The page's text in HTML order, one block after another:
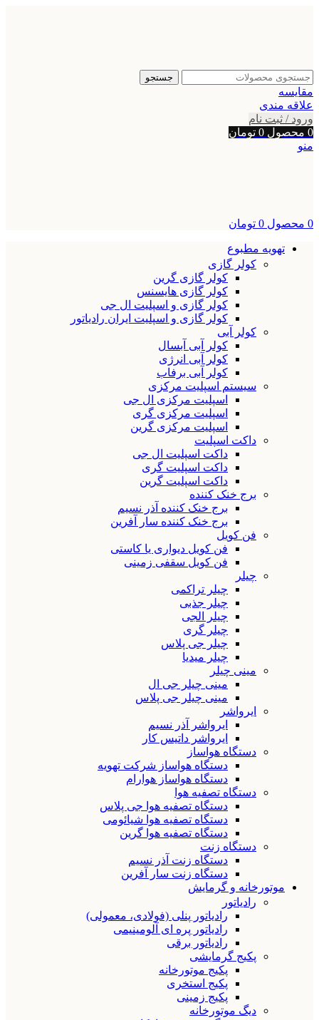
جستجو
مقایسه
علاقه مندی
ورود / ثبت نام
0 محصول 0 تومان
منو
0 محصول 0 تومان
تهویه مطبوع
کولر گازی
کولر گازی گرین
کولر گازی هایسنس
کولر گازی و اسپلیت ال جی
کولر گازی و اسپلیت ایران رادیاتور
کولر آبی
کولر آبی آبسال
کولر آبی انرژی
کولر آبی برفاب
سیستم اسپلیت مرکزی
اسپلیت مرکزی ال جی
اسپلیت مرکزی گری
اسپلیت مرکزی گرین
داکت اسپلیت
داکت اسپلیت ال جی
داکت اسپلیت گری
داکت اسپلیت گرین
برج خنک کننده
برج خنک کننده آذر نسیم
برج خنک کننده سار آفرین
فن کویل
فن کویل دیواری یا کاستی
فن کویل سقفی زمینی
چیلر
چیلر تراکمی
چیلر جذبی
چیلر الجی
چیلر گری
چیلر جی پلاس
چیلر میدیا
مینی چیلر
مینی چیلر جی ال
مینی چیلر جی پلاس
ایرواشر
ایرواشر آذر نسیم
ایرواشر داتیس کار
دستگاه هواساز
دستگاه هواساز شرکت تهویه
دستگاه هواساز هوارام
دستگاه تصفیه هوا
دستگاه تصفیه هوا جی پلاس
دستگاه تصفیه هوا شیائومی
دستگاه تصفیه هوا گرین
دستگاه زنت
دستگاه زنت آذر نسیم
دستگاه زنت سار آفرین
موتورخانه و گرمایش
رادیاتور
رادیاتور پنلی (فولادی، معمولی)
رادیاتور پره ای آلومینیمی
رادیاتور برقی
پکیج گرمایشی
پکیج موتورخانه
پکیج استخری
پکیج زمینی
دیگ موتورخانه